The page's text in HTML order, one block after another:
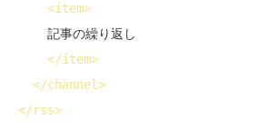
<item>
</item>
</channel>
</rss>